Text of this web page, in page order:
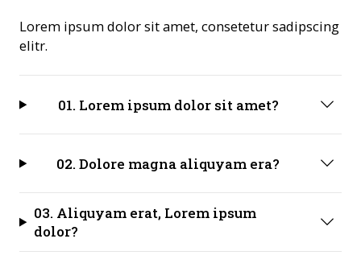
Lorem ipsum dolor sit amet, consetetur sadipscing
elitr.
01. Lorem ipsum dolor sit amet?
02. Dolore magna aliquyam era?
03. Aliquyam erat, Lorem ipsum
dolor?